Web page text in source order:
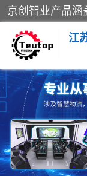
江
VR物流实训
生产系统仿真
供应链管理